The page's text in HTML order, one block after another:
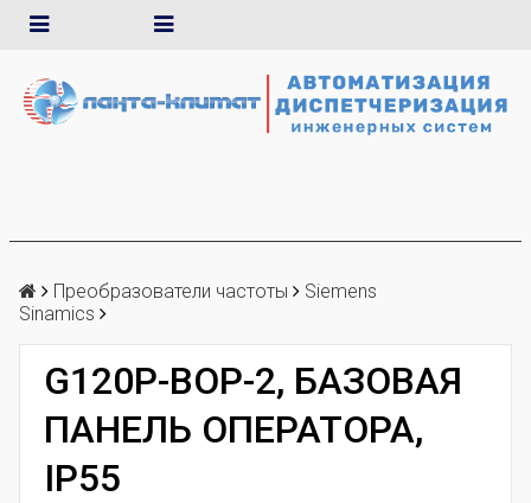
Преобразователи частоты
Siemens
Sinamics
G120P-BOP-2, БАЗОВАЯ
ПАНЕЛЬ ОПЕРАТОРА,
IP55